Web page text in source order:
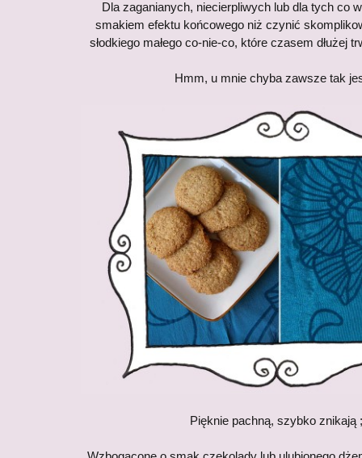
Dla zaganianych, niecierpliwych lub dla tych co
smakiem efektu końcowego niż czynić
słodkiego małego co-nie-co, które czasem dłużej
Hmm, u mnie chyba zawsze tak
Pięknie pachną, szybko znikają